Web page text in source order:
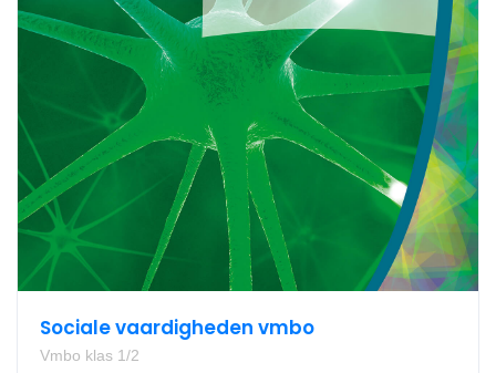
Sociale vaardigheden vmbo
Vmbo klas 1/2